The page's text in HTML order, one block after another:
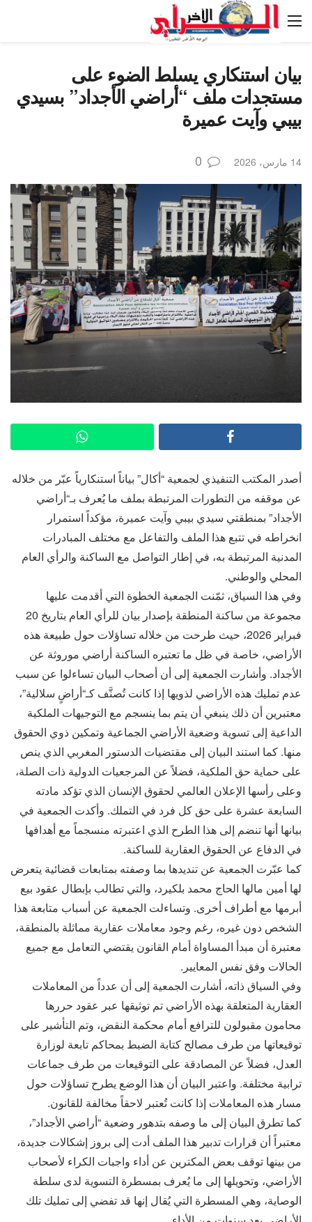
بيان استنكاري يسلط الضوء على
مستجدات ملف “أراضي الأجداد” بسيدي
بيبي وآيت عميرة
14 مارس، 2026 0
أصدر المكتب التنفيذي لجمعية “أكال” بياناً استنكارياً عبّر من خلاله
عن موقفه من التطورات المرتبطة بملف ما يُعرف بـ“أراضي
الأجداد” بمنطقتي سيدي بيبي وآيت عميرة، مؤكداً استمرار
انخراطه في تتبع هذا الملف والتفاعل مع مختلف المبادرات
المدنية المرتبطة به، في إطار التواصل مع الساكنة والرأي العام
المحلي والوطني.
وفي هذا السياق، ثمّنت الجمعية الخطوة التي أقدمت عليها
مجموعة من ساكنة المنطقة بإصدار بيان للرأي العام بتاريخ 20
فبراير 2026، حيث طرحت من خلاله تساؤلات حول طبيعة هذه
الأراضي، خاصة في ظل ما تعتبره الساكنة أراضي موروثة عن
الأجداد. وأشارت الجمعية إلى أن أصحاب البيان تساءلوا عن سبب
عدم تمليك هذه الأراضي لذويها إذا كانت تُصنَّف كـ“أراضٍ سلالية”،
معتبرين أن ذلك ينبغي أن يتم بما ينسجم مع التوجيهات الملكية
الداعية إلى تسوية وضعية الأراضي الجماعية وتمكين ذوي الحقوق
منها. كما استند البيان إلى مقتضيات الدستور المغربي الذي ينص
على حماية حق الملكية، فضلاً عن المرجعيات الدولية ذات الصلة،
وعلى رأسها الإعلان العالمي لحقوق الإنسان الذي تؤكد مادته
السابعة عشرة على حق كل فرد في التملك. وأكدت الجمعية في
بيانها أنها تنضم إلى هذا الطرح الذي اعتبرته منسجماً مع أهدافها
في الدفاع عن الحقوق العقارية للساكنة.
كما عبّرت الجمعية عن تنديدها بما وصفته بمتابعات قضائية يتعرض
لها أمين مالها الحاج محمد بلكيرد، والتي تطالب بإبطال عقود بيع
أبرمها مع أطراف أخرى. وتساءلت الجمعية عن أسباب متابعة هذا
الشخص دون غيره، رغم وجود معاملات عقارية مماثلة بالمنطقة،
معتبرة أن مبدأ المساواة أمام القانون يقتضي التعامل مع جميع
الحالات وفق نفس المعايير.
وفي السياق ذاته، أشارت الجمعية إلى أن عدداً من المعاملات
العقارية المتعلقة بهذه الأراضي تم توثيقها عبر عقود حررها
محامون مقبولون للترافع أمام محكمة النقض، وتم التأشير على
توقيعاتها من طرف مصالح كتابة الضبط بمحاكم تابعة لوزارة
العدل، فضلاً عن المصادقة على التوقيعات من طرف جماعات
ترابية مختلفة. واعتبر البيان أن هذا الوضع يطرح تساؤلات حول
مسار هذه المعاملات إذا كانت تُعتبر لاحقاً مخالفة للقانون.
كما تطرق البيان إلى ما وصفه بتدهور وضعية “أراضي الأجداد”،
معتبراً أن قرارات تدبير هذا الملف أدت إلى بروز إشكالات جديدة،
من بينها توقف بعض المكترين عن أداء واجبات الكراء لأصحاب
الأراضي، وتحويلها إلى ما يُعرف بمسطرة التسوية لدى سلطة
الوصاية، وهي المسطرة التي يُقال إنها قد تفضي إلى تمليك تلك